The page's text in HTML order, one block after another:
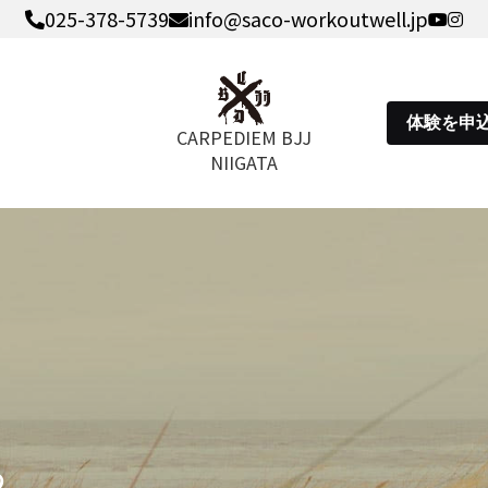
025-378-5739 info@saco-workoutwell.jp
NIIGATA
体験を申